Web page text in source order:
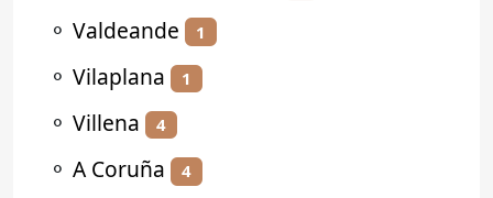
⚬ Valdeande 1
⚬ Vilaplana 1
⚬ Villena 4
⚬ A Coruña 4